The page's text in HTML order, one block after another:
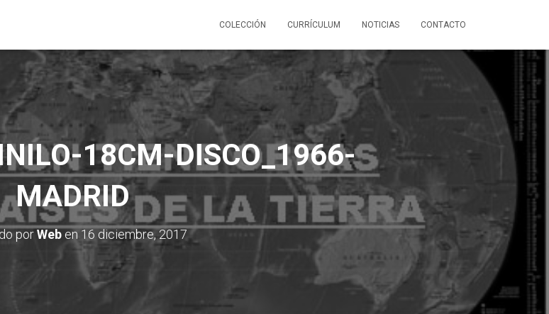
COLECCIÓN CURRÍCULUM NOTICIAS CONTACTO
18CM-DISCO_1966-
MADRID
porWeb en 16 diciembre, 2017